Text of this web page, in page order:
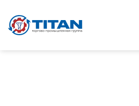
Перейти к основному